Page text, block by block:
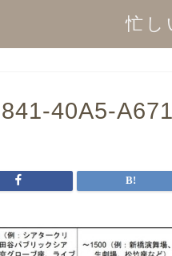
忙し
40A5-